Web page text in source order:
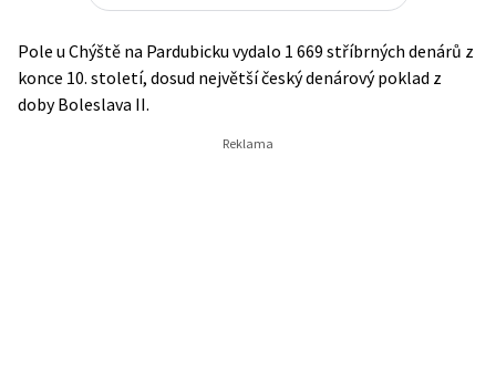
Pole u Chýště na Pardubicku vydalo 1 669 stříbrných denárů z
konce 10. století, dosud největší český denárový poklad z
doby Boleslava II.